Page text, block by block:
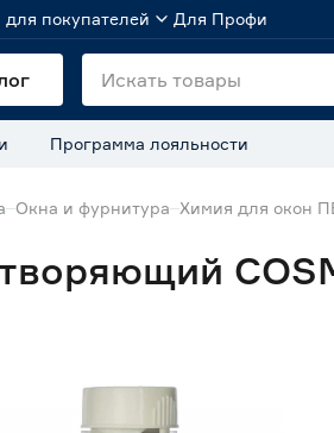
покупателей Для Профи
Программа лояльности
Окна и фурнитура Химия для окон